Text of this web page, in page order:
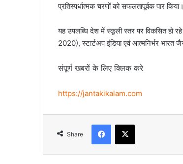
प्रतिस्पर्धात्मक चरणों को सफलतापूर्वक पार किया।
यह उपलब्धि देश में स्कूली स्तर पर विकसित हो रहे
2020), स्टार्टअप इंडिया एवं आत्मनिर्भर भारत
संपूर्ण खबरों के लिए क्लिक करे
https://jantakikalam.com
Share
Facebook
X